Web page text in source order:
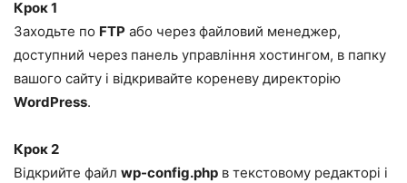
Крок 1
Заходьте по FTP або через файловий менеджер,
доступний через панель управління хостингом, в папку
вашого сайту і відкривайте кореневу директорію
WordPress.
Крок 2
Відкрийте файл wp-config.php в текстовому редакторі і